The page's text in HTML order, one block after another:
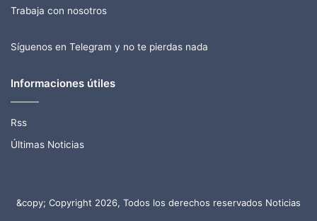
Trabaja con nosotros
Síguenos en Telegram y no te pierdas nada
Informaciones útiles
Rss
Últimas Noticias
&copy; Copyright 2026, Todos los derechos reservados Noticias